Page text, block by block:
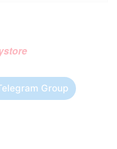
Group